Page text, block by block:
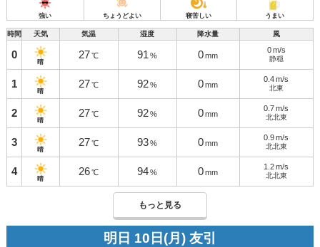
強い ちょうどよい 寝苦しい うまい
時間 天気 気温 湿度 降水量 風
0
晴
27 ℃ 91 % 0 mm
0m/s
静穏
1
晴
27 ℃ 92 % 0 mm
0.4 m/s
北東
2
晴
27 ℃ 92 % 0 mm
0.7 m/s
北北東
3
晴
27 ℃ 93 % 0 mm
0.9 m/s
北北東
4
晴
26 ℃ 94 % 0 mm
1.2 m/s
北北東
もっと見る
明日 10日(月) 友引